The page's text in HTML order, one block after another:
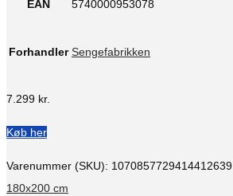
EAN 5740000953078
Forhandler Sengefabrikken
7.299 kr.
Køb her
Varenummer (SKU): 1070857729414412639
180x200 cm